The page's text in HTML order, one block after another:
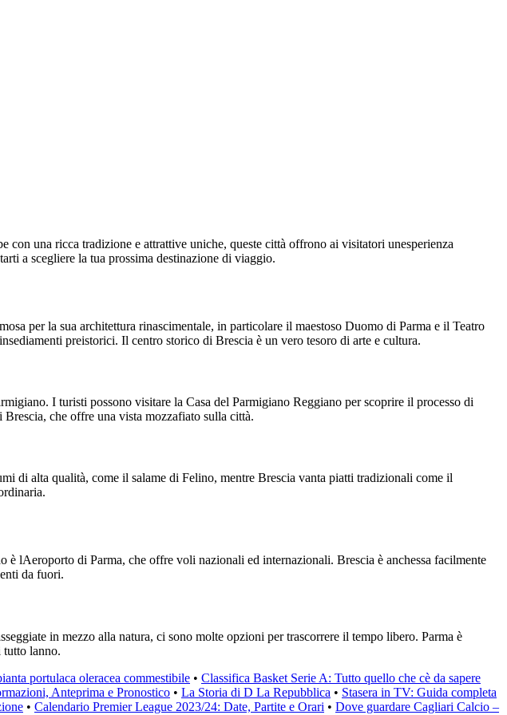
una ricca tradizione e attrattive uniche, queste città offrono ai visitatori unesperienza
a scegliere la tua prossima destinazione di viaggio.
per la sua architettura rinascimentale, in particolare il maestoso Duomo di Parma e il Teatro
preistorici. Il centro storico di Brescia è un vero tesoro di arte e cultura.
I turisti possono visitare la Casa del Parmigiano Reggiano per scoprire il processo di
che offre una vista mozzafiato sulla città.
di alta qualità, come il salame di Felino, mentre Brescia vanta piatti tradizionali come il
lAeroporto di Parma, che offre voli nazionali ed internazionali. Brescia è anchessa facilmente
da fuori.
in mezzo alla natura, ci sono molte opzioni per trascorrere il tempo libero. Parma è
tutto lanno.
portulaca oleracea commestibile • Classifica Basket Serie A: Tutto quello che cè da sapere
Anteprima e Pronostico • La Storia di D La Repubblica • Stasera in TV: Guida completa
• Calendario Premier League 2023/24: Date, Partite e Orari • Dove guardare Cagliari Calcio –